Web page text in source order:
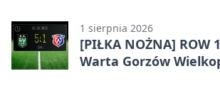
1 sierpnia 2026
[PIŁKA NOŻNA] ROW
Warta Gorzów